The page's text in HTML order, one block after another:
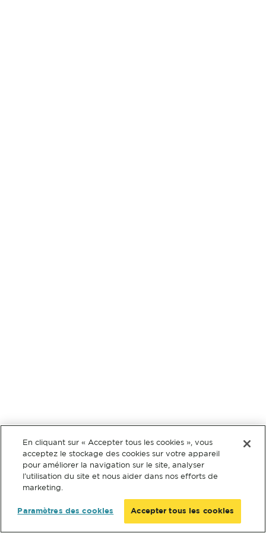
En cliquant sur « Accepter tous les cookies », vous
acceptez le stockage des cookies sur votre appareil
pour améliorer la navigation sur le site, analyser
l’utilisation du site et nous aider dans nos efforts de
marketing.
Paramètres des cookies Accepter tous les cookies